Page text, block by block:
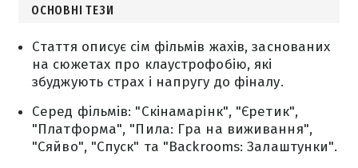
ОСНОВНІ ТЕЗИ
Стаття описує сім фільмів жахів, заснованих
на сюжетах про клаустрофобію, які
збуджують страх і напругу до фіналу.
Серед фільмів: "Скінамарінк", "Єретик",
"Платформа", "Пила: Гра на виживання",
"Сяйво", "Спуск" та "Backrooms: Залаштунки".